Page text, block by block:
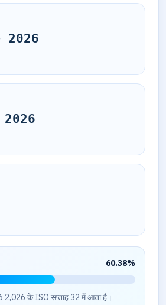
2026
2026
60.38%
2,026 के ISO सप्ताह 32 में आता है।